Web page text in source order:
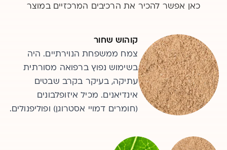
כאן אפשר להכיר את הרכיבים המרכזיים במוצר
קוהוש שחור
צמח ממשפחת הנוירתיים. היה
בשימוש נפוץ ברפואה מסורתית
עתיקה, בעיקר בקרב שבטים
אינדיאנים. מכיל איזופלבונים
(חומרים דמויי אסטרוגן) ופוליפנולים.
שיח אברהם
מתועד בשימוש של רפואות
מסורתיות עוד מימי קדם. מכיל
רכיבים צמחיים בעלי תכונות
פיטו-אסטרוגניות (דומות במבנה
להורמון האסטרוגן הנשי).